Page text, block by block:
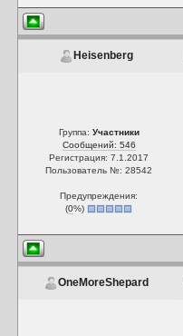
Heisenberg
Группа: Участники
Сообщений: 546
Регистрация: 7.1.2017
Пользователь №: 28542
Предупреждения:
(0%)
OneMoreShepard